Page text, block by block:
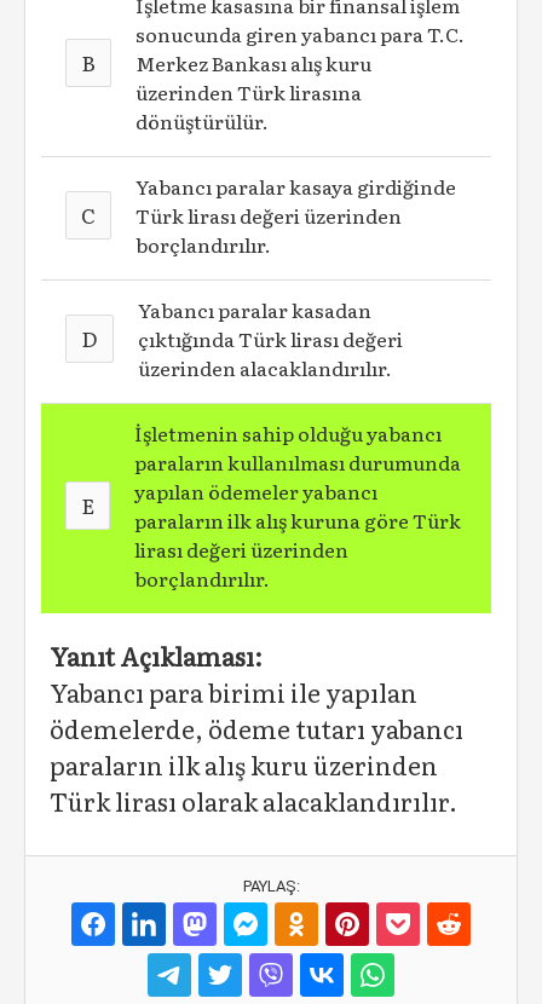
B
sonucunda giren yabancı para T.C.
Merkez Bankası alış kuru
üzerinden Türk lirasına
dönüştürülür.
C
Yabancı paralar kasaya girdiğinde
Türk lirası değeri üzerinden
borçlandırılır.
D
Yabancı paralar kasadan
çıktığında Türk lirası değeri
üzerinden alacaklandırılır.
E
İşletmenin sahip olduğu yabancı
paraların kullanılması durumunda
yapılan ödemeler yabancı
paraların ilk alış kuruna göre Türk
lirası değeri üzerinden
borçlandırılır.
Yanıt Açıklaması:
Yabancı para birimi ile yapılan
ödemelerde, ödeme tutarı yabancı
paraların ilk alış kuru üzerinden
Türk lirası olarak alacaklandırılır.
PAYLAŞ: